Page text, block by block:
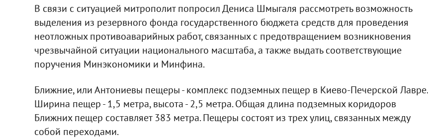
В связи с ситуацией митрополит попросил Дениса Шмыгаля рассмотреть возможность
выделения из резервного фонда государственного бюджета средств для проведения
неотложных противоаварийных работ, связанных с предотвращением возникновения
чрезвычайной ситуации национального масштаба, а также выдать соответствующие
поручения Минэкономики и Минфина.
Ближние, или Антониевы пещеры - комплекс подземных пещер в Киево-Печерской Лавре.
Ширина пещер - 1,5 метра, высота - 2,5 метра. Общая длина подземных коридоров
Ближних пещер составляет 383 метра. Пещеры состоят из трех улиц, связанных между
собой переходами.